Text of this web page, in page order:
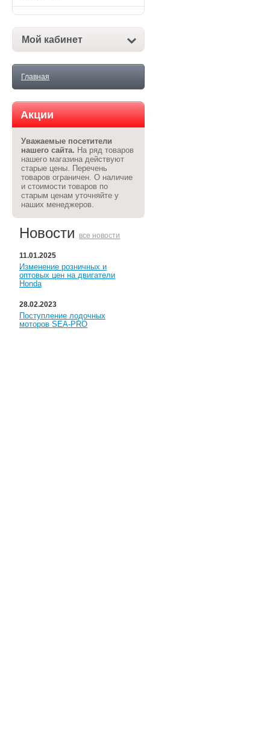
Мой кабинет
Главная
Акции
Уважаемые посетители
нашего сайта. На ряд товаров
нашего магазина действуют
старые цены. Перечень
товаров ограничен. О наличие
и стоимости товаров по
старым ценам уточняйте у
наших менеджеров.
Новости все новости
11.01.2025
Изменение розничных и
оптовых цен на двигатели
Honda
28.02.2023
Поступление лодочных
моторов SEA-PRO